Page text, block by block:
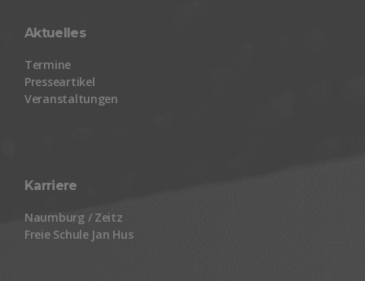
Aktuelles
Termine
Presseartikel
Veranstaltungen
Karriere
Naumburg / Zeitz
Freie Schule Jan Hus